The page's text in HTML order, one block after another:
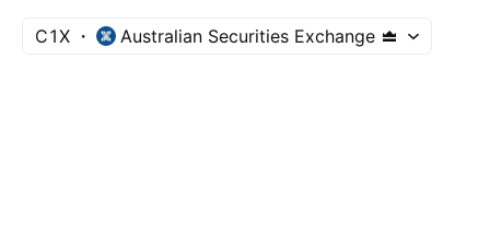
C1X Australian Securities Exchange